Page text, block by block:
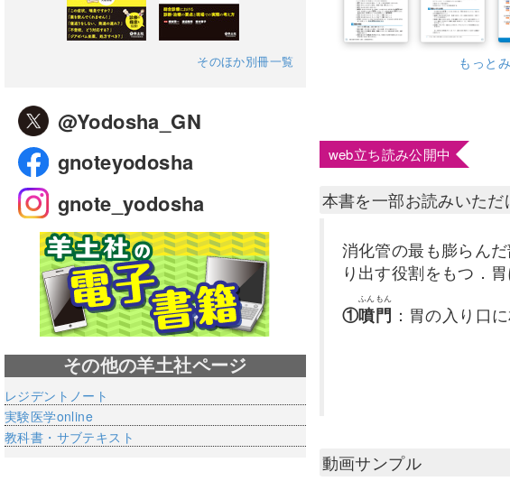
もっと
web立ち読み公開中
本書を一部お読みいただ
消化管の最も膨らん
り出す役割をもつ．
①噴門
ふんもん
：胃の入り口
動画サンプル
そのほか別冊一覧
@Yodosha_GN
gnoteyodosha
gnote_yodosha
その他の羊土社ページ
レジデントノート
実験医学online
教科書・サブテキスト